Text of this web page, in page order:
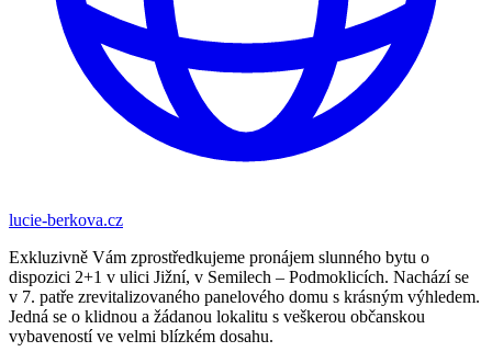
lucie-berkova.cz
Exkluzivně Vám zprostředkujeme pronájem slunného bytu o
dispozici 2+1 v ulici Jižní, v Semilech – Podmoklicích. Nachází se
v 7. patře zrevitalizovaného panelového domu s krásným výhledem.
Jedná se o klidnou a žádanou lokalitu s veškerou občanskou
vybaveností ve velmi blízkém dosahu.